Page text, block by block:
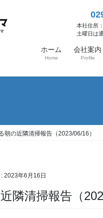
本社住所
土曜日は
ホーム
Home
会社案内
Profile
朝の近隣清掃報告（2023/06/16）
2023年6月16日
近隣清掃報告（